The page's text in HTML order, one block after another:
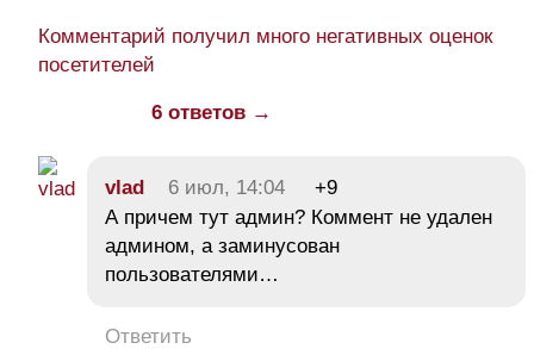
Комментарий получил много негативных оценок
посетителей
6 ответов →
vlad 6 июл, 14:04
+9
А причем тут админ? Коммент не удален
админом, а заминусован
пользователями…
Ответить